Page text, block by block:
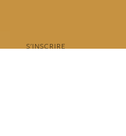
S'INSCRIRE